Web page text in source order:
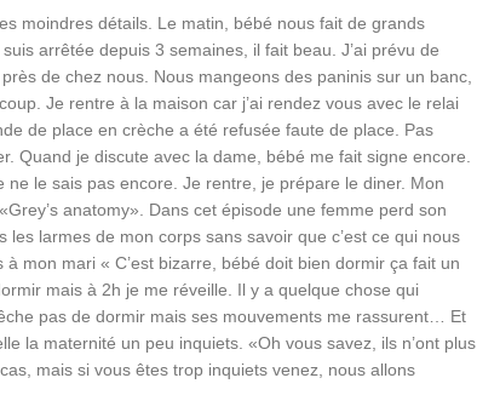
moindres détails. Le matin, bébé nous fait de grands
arrêtée depuis 3 semaines, il fait beau. J’ai prévu de
de chez nous. Nous mangeons des paninis sur un banc,
Je rentre à la maison car j’ai rendez vous avec le relai
de place en crèche a été refusée faute de place. Pas
Quand je discute avec la dame, bébé me fait signe encore.
ne le sais pas encore. Je rentre, je prépare le diner. Mon
anatomy». Dans cet épisode une femme perd son
larmes de mon corps sans savoir que c’est ce qui nous
mon mari « C’est bizarre, bébé doit bien dormir ça fait un
mais à 2h je me réveille. Il y a quelque chose qui
pas de dormir mais ses mouvements me rassurent… Et
la maternité un peu inquiets. «Oh vous savez, ils n’ont plus
mais si vous êtes trop inquiets venez, nous allons